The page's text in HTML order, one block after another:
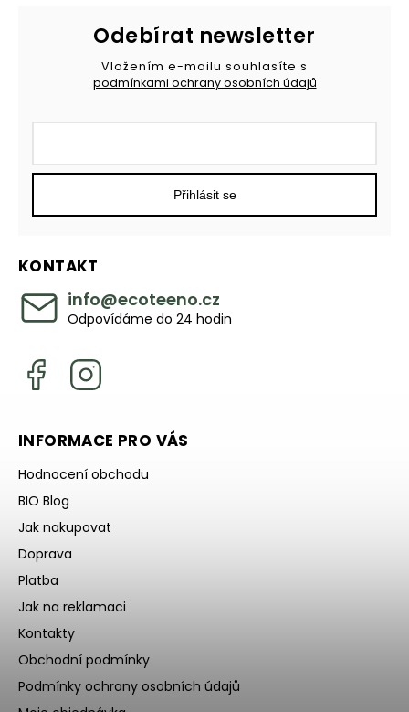
KONTAKT
info@ecoteeno.cz
Odpovídáme do 24 hodin
Odebírat newsletter
Vložením e-mailu souhlasíte s
podmínkami ochrany osobních údajů
Přihlásit se
INFORMACE PRO VÁS
Hodnocení obchodu
BIO Blog
Jak nakupovat
Doprava
Platba
Jak na reklamaci
Kontakty
Obchodní podmínky
Podmínky ochrany osobních údajů